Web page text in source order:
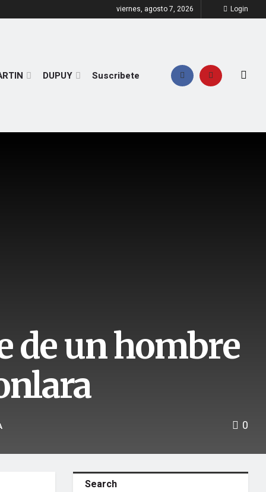
viernes, agosto 7, 2026 Login
DUPUY Suscribete
de un hombre
0
Search